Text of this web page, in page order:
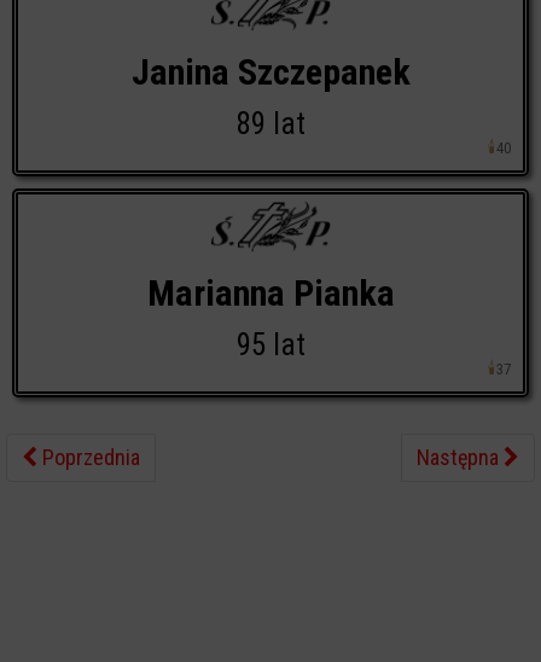
Janina Szczepanek
89 lat
🕯40
Marianna Pianka
95 lat
🕯 37
Poprzednia Następna